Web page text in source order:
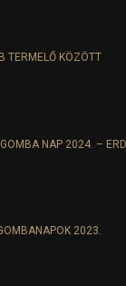
TERMELŐ KÖZÖTT
NAP 2024. –
2023.